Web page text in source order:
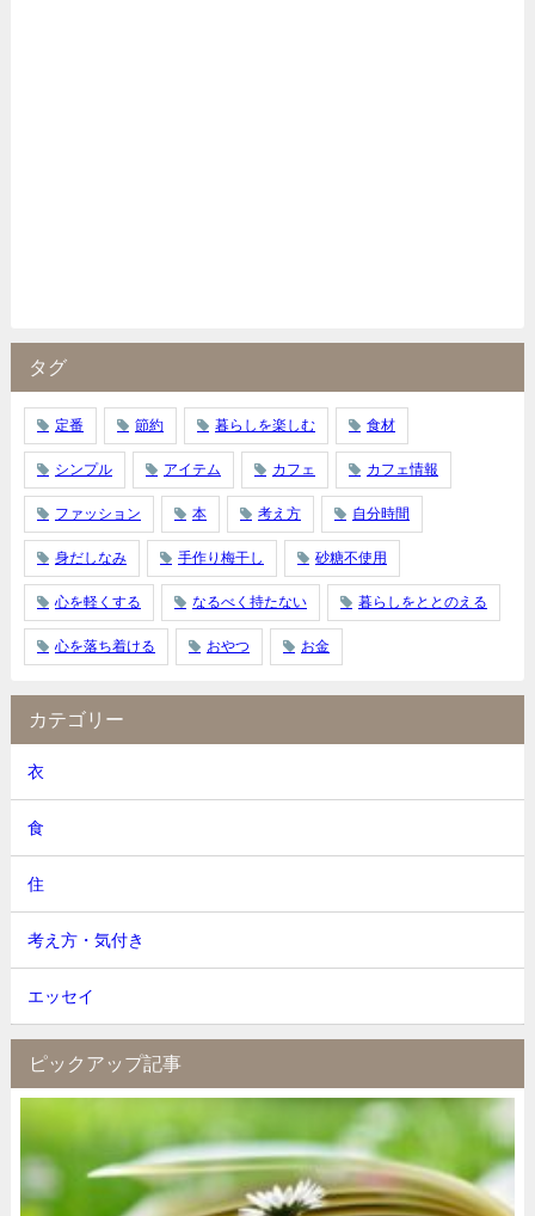
タグ
定番 節約 暮らしを楽しむ 食材
シンプル アイテム カフェ カフェ情報
ファッション 本 考え方 自分時間
身だしなみ 手作り梅干し 砂糖不使用
心を軽くする なるべく持たない 暮らしをととのえる
心を落ち着ける おやつ お金
カテゴリー
衣
食
住
考え方・気付き
エッセイ
ピックアップ記事